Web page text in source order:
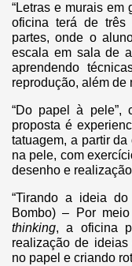
“Letras e murais em
oficina terá de três
partes, onde o
escala em sala de
aprendendo
reprodução, além de
“Do papel à pele”,
proposta é
tatuagem, a partir
na pele, com
desenho e
“Tirando a ideia
Bombo) – Por
thinking, a oficina
realização de
no papel e criando